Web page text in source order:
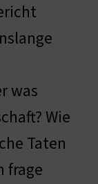
was
Wie
Taten
frage